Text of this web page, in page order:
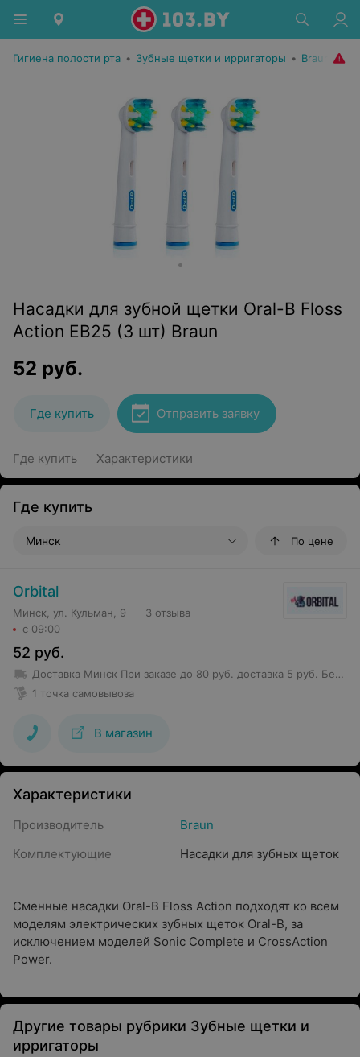
Гигиена полости рта • Зубные щетки и ирригаторы • Braun
Насадки для зубной щетки Oral-B Floss
Action EB25 (3 шт) Braun
52 руб.
Где купить Отправить заявку
Где купить Характеристики
Где купить
Минск По цене
Orbital
Минск, ул. Кульман, 9
с 09:00
3 отзыва
52 руб.
Доставка Минск При заказе до 80 руб. доставка 5 руб. Бесплатная доставка от 80 руб.
1 точка самовывоза
В магазин
Характеристики
Производитель
Braun
Комплектующие
Насадки для зубных щеток
Сменные насадки Oral-B Floss Action подходят ко всем
моделям электрических зубных щеток Oral-B, за
исключением моделей Sonic Complete и CrossAction
Power.
Другие товары рубрики Зубные щетки и
ирригаторы